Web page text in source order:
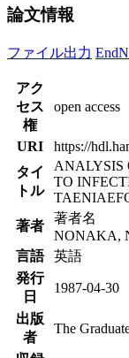
論文情報
ファイル出力
アク
セス
権
open access
URI
https://
タイ
トル
ANALYSIS
TO
著者
著者名
NONAKA,
言語
英語
発行
日
1987-04-30
出版
者
The